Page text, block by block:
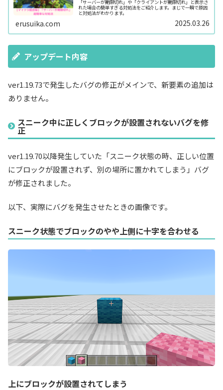
「サーバーが期限切れ」や「クライアントが期限切れ」と表示さ
れた場合の簡単すぎる対処法をご紹介します。まじで一瞬で原因
と対処法がわかります。
erusuika.com 2025.03.26
アップデート内容
ver1.19.73で発生したバグの修正がメインで、新要素の追加は
ありません。
スニーク中に正しくブロックが設置されないバグを修
正
ver1.19.70以降発生していた「スニーク状態の時、正しい位置
にブロックが設置されず、別の場所に置かれてしまう」バグ
が修正されました。
以下、実際にバグを発生させたときの画像です。
スニーク状態でブロックのやや上側に十字を合わせる
上にブロックが設置されてしまう